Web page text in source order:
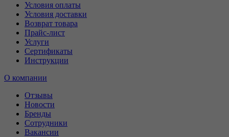
Условия оплаты
Условия доставки
Возврат товара
Прайс-лист
Услуги
Сертификаты
Инструкции
О компании
Отзывы
Новости
Бренды
Сотрудники
Вакансии